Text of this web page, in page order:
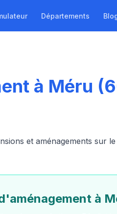
Départements
à Méru
et aménagements sur
à